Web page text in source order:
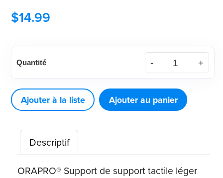
$14.99
de
de
support
tactile
léger
ORAPRO®
Quantité
Ajouter à la liste Ajouter au panier
Descriptif
ORAPRO® Support de support tactile léger